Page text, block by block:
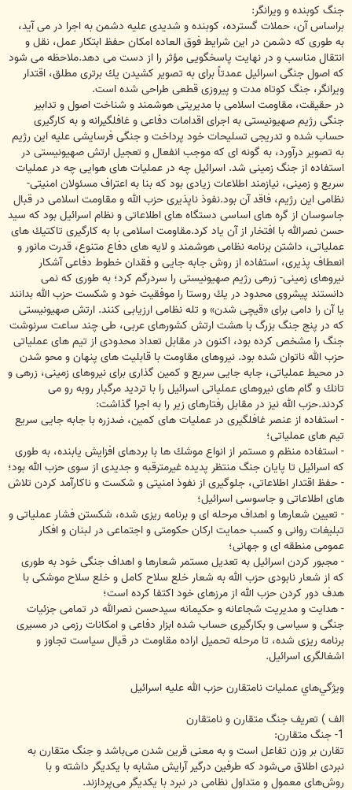
جنگ كوبنده و ويرانگر:
براساس آن، حملات گسترده، كوبنده و شديدى عليه دشمن به اجرا در مى آيد،
به طورى كه دشمن در اين شرايط فوق العاده امكان حفظ ابتكار عمل، نقل و
انتقال مناسب و در نهايت پاسخگويى مؤثر را از دست مى دهد.ملاحظه مى شود
كه اصول جنگى اسرائيل عمدتاً براى به تصوير كشيدن يك برترى مطلق، اقتدار
ويرانگر، جنگ كوتاه مدت و پيروزى قطعى طراحى شده است.
در حقيقت، مقاومت اسلامى با مديريتى هوشمند و شناخت اصول و تدابير
جنگى رژيم صهيونيستى به اجراى اقدامات دفاعى و غافلگيرانه و به كارگيرى
حساب شده و تدريجى تسليحات خود پرداخت و جنگى فرسايشى عليه اين رژيم
به تصوير درآورد، به گونه اى كه موجب انفعال و تعجيل ارتش صهيونيستى در
استفاده از جنگ زمينى شد. اسرائيل چه در عمليات هاى هوايى چه در عمليات
سريع و زمينى، نيازمند اطلاعات زيادى بود كه بنا به اعتراف مسئولان امنيتى-
نظامى اين رژيم، فاقد آن بود.نفوذ ناپذيرى حزب الله و مقاومت اسلامى در قبال
جاسوسان از گره هاى اساسى دستگاه هاى اطلاعاتى و نظام اسرائيل بود كه سيد
حسن نصرالله با افتخار از آن ياد كرد.مقاومت اسلامى با به كارگيرى تاكتيك هاى
عملياتى، داشتن برنامه نظامى هوشمند و لايه هاى دفاع متنوع، قدرت مانور و
انعطاف پذيرى، استفاده از روش جابه جايى و فقدان خطوط دفاعى آشكار
نيروهاى زمينى- زرهى رژيم صهيونيستى را سردرگم كرد؛ به طورى كه نمى
دانستند پيشروى محدود در يك روستا را موفقيت خود و شكست حزب الله بدانند
يا آن را دامى براى «قيچى شدن» و تله نظامى ارزيابى كنند. ارتش صهيونيستى
كه در پنج جنگ بزرگ با هشت ارتش كشورهاى عربى، طى چند ساعت سرنوشت
جنگ را مشخص كرده بود، اكنون در مقابل تعداد محدودى از تيم هاى عملياتى
حزب الله ناتوان شده بود. نيروهاى مقاومت با قابليت هاى پنهان و محو شدن
در محيط عملياتى، جابه جايى سريع و كمين گذارى براى نيروهاى زمينى، زرهى و
تانك و ‎گام هاى نيروهاى عملياتى اسرائيل را با ترديد مرگبار روبه رو مى
كردند.حزب الله نيز در مقابل رفتارهاى زير را به اجرا گذاشت:
- استفاده از عنصر غافلگيرى در عمليات هاى كمين، ضدزره با جابه جايى سريع
تيم هاى عملياتى؛
- استفاده منظم و مستمر از انواع موشك ها با بردهاى افزايش يابنده، به طورى
كه اسرائيل تا پايان جنگ منتظر پديده غيرمترقبه و جديدى از سوى حزب الله بود؛
- حفظ اقتدار اطلاعاتى، جلوگيرى از نفوذ امنيتى و شكست و ناكارآمد كردن تلاش
هاى اطلاعاتى و جاسوسى اسرائيل؛
- تعيين شعارها و اهداف مرحله اى و برنامه ريزى شده، شكستن فشار عملياتى و
تبليغات روانى و كسب حمايت اركان حكومتى و اجتماعى در لبنان و افكار
عمومى منطقه اى و جهانى؛
- مجبور كردن اسرائيل به تعديل مستمر شعارها و اهداف جنگى خود به طورى
كه از شعار نابودى حزب الله به شعار خلع سلاح كامل و خلع سلاح موشكى با
هدف دور كردن حزب الله از مرزهاى خود اكتفا كرده است؛
- هدايت و مديريت شجاعانه و حكيمانه سيدحسن نصرالله در تمامى جزئيات
جنگى و سياسى و بكارگيرى حساب شده ابزار دفاعى و امكانات رزمى در مسيرى
برنامه ريزى شده، تا مرحله تحميل اراده مقاومت در قبال سياست تجاوز و
اشغالگرى اسرائيل.
ويژگي‌هاي عمليات نامتقارن حزب الله عليه اسرائيل
الف ) تعریف جنگ متقارن و نامتقارن
1- جنگ متقارن:
تقارن بر وزن تفاعل است و به معنی قرین شدن می‌باشد و جنگ متقارن به
نبردی اطلاق می‌شود که طرفین درگیر آرایش مشابه با یکدیگر داشته و با
روش‌های معمول و متداول نظامی در نبرد با یکدیگر می‌پردازند.